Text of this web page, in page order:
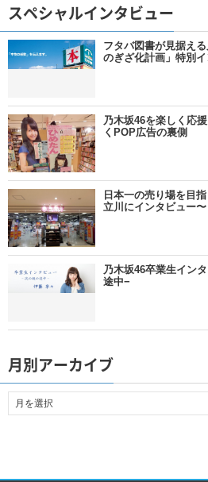
スペシャルインタビュー
フタバ図書が見据え
のぎざ化計画」特別
乃木坂46を楽しく応
くPOP広告の裏側
日本一の売り場を目
立川にインタビュー〜
乃木坂46卒業生イン
途中−
月別アーカイブ